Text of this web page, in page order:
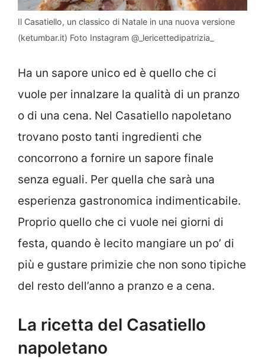
Il Casatiello, un classico di Natale in una nuova versione
(ketumbar.it) Foto Instagram @_lericettedipatrizia_
Ha un sapore unico ed è quello che ci
vuole per innalzare la qualità di un pranzo
o di una cena. Nel Casatiello napoletano
trovano posto tanti ingredienti che
concorrono a fornire un sapore finale
senza eguali. Per quella che sarà una
esperienza gastronomica indimenticabile.
Proprio quello che ci vuole nei giorni di
festa, quando è lecito mangiare un po’ di
più e gustare primizie che non sono tipiche
del resto dell’anno a pranzo e a cena.
La ricetta del Casatiello
napoletano